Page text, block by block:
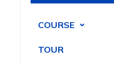
COURSE
TOUR